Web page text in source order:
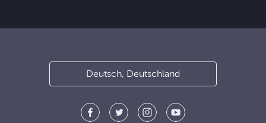
Deutsch, Deutschland